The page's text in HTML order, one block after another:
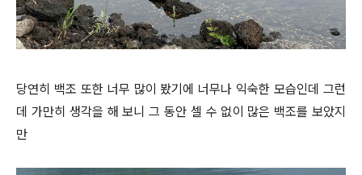
당연히 백조 또한 너무 많이 봤기에 너무나 익숙한 모습인데 그런
데 가만히 생각을 해 보니 그 동안 셀 수 없이 많은 백조를 보았지
만